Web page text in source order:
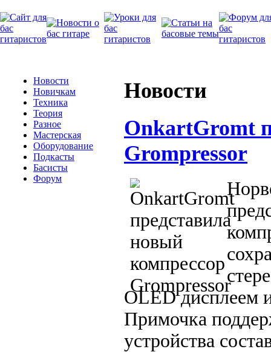
Новости
Новичкам
Техника
Теория
Разное
Мастерская
Оборудование
Подкасты
Басисты
Форум
Новости
OnkartGromt
Grompressor
OLED дисплеем
Примочка
устройства